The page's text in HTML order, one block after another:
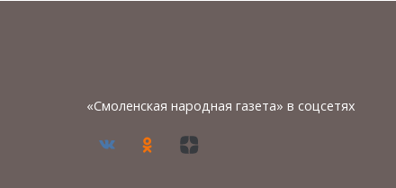
«Смоленская народная газета» в соцсетях